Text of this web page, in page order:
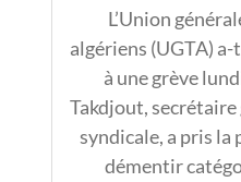
L’Union
algériens (UGTA)
à une grève
Takdjout,
syndicale, a pris la
démentir